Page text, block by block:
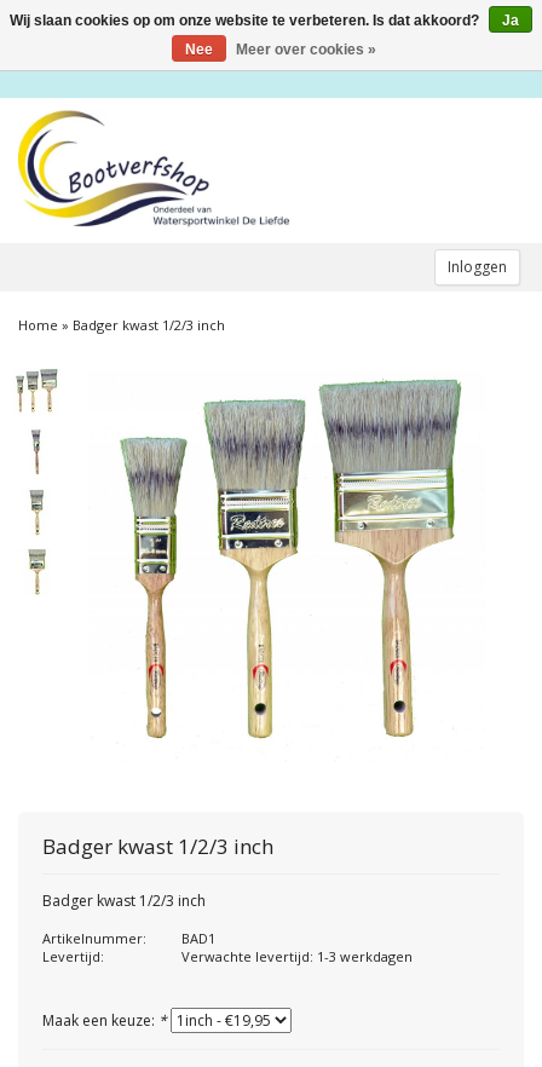
Inloggen
Toggle
Home » Badger kwast 1/2/3 inch
Badger kwast 1/2/3 inch
Badger kwast 1/2/3 inch
Artikelnummer:
BAD1
Levertijd:
Verwachte levertijd: 1-3 werkdagen
Maak een keuze: *
Wij slaan cookies op om onze website te verbeteren. Is dat akkoord?
Ja
Nee
Meer over cookies »